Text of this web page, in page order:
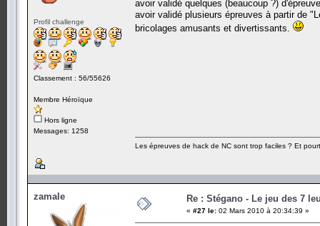
Profil challenge
Classement : 56/55626
Membre Héroïque
Hors ligne
Messages: 1258
avoir validé quelques (beaucoup ?)
avoir validé plusieurs épreuves à partir de
bricolages amusants et divertissants.
Les épreuves de hack de NC sont trop faciles ? Et
zamale Re : Stégano - Le jeu des 7
« #27 le: 02 Mars 2010 à 20:34:39 »